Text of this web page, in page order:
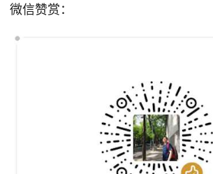
微信赞赏：